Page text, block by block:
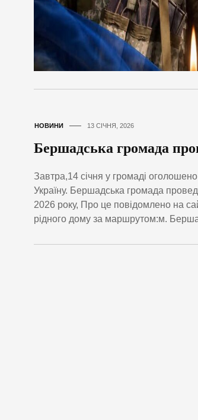
НОВИНИ 13 СІЧНЯ, 2026
Бершадська громада
Завтра,14 січня у громаді
Україну. Бершадська громада
2026 року, Про це повідомлено на
рідного дому за маршрутом:м.